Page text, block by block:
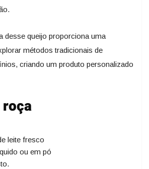
desse queijo proporciona uma
métodos tradicionais de
criando um produto personalizado
leite fresco
ou em pó